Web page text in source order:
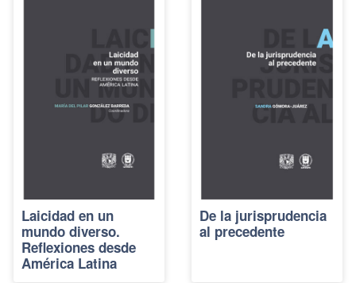
Laicidad en un
mundo diverso.
Reflexiones desde
América Latina
De la jurisprudencia
al precedente